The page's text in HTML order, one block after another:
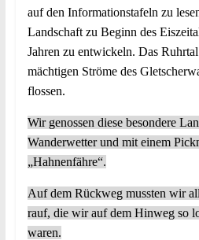
auf den Informationstafeln zu
Landschaft zu Beginn des
Jahren zu entwickeln. Das
mächtigen Ströme des
flossen.
Wir genossen diese besondere
Wanderwetter und mit einem
„Hahnenfähre“.
Auf dem Rückweg mussten wir
rauf, die wir auf dem Hinweg so
waren.